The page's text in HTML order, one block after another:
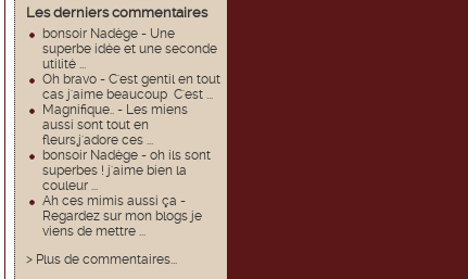
Les derniers commentaires
bonsoir Nadège - Une
superbe idée et une seconde
utilité ...
Oh bravo - C'est gentil en tout
cas j'aime beaucoup C'est ...
Magnifique.. - Les miens
aussi sont tout en
fleurs,j'adore ces ...
bonsoir Nadège - oh ils sont
superbes ! j'aime bien la
couleur ...
Ah ces mimis aussi ça -
Regardez sur mon blogs je
viens de mettre ...
> Plus de commentaires...